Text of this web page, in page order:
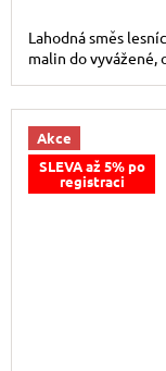
Lahodná směs
malin do
Akce
SLEVA až 5% po
registraci